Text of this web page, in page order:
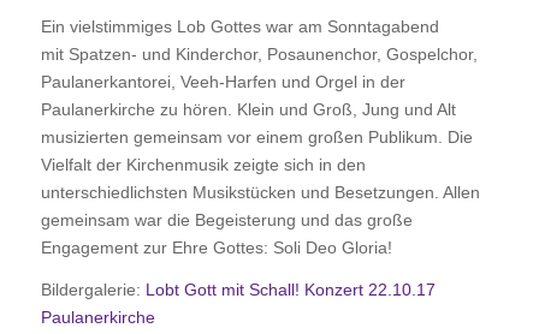
Ein vielstimmiges Lob Gottes war am Sonntagabend
mit Spatzen- und Kinderchor, Posaunenchor, Gospelchor,
Paulanerkantorei, Veeh-Harfen und Orgel in der
Paulanerkirche zu hören. Klein und Groß, Jung und Alt
musizierten gemeinsam vor einem großen Publikum. Die
Vielfalt der Kirchenmusik zeigte sich in den
unterschiedlichsten Musikstücken und Besetzungen. Allen
gemeinsam war die Begeisterung und das große
Engagement zur Ehre Gottes: Soli Deo Gloria!
Bildergalerie: Lobt Gott mit Schall! Konzert 22.10.17
Paulanerkirche